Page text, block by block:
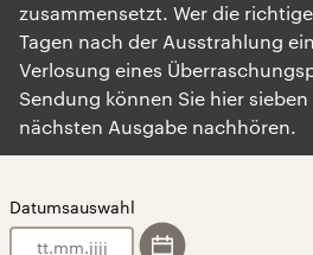
zusammensetzt. Wer die
Tagen nach der Ausstrahlung
Verlosung eines
Sendung können Sie hier
nächsten Ausgabe nachhören.
Datumsauswahl
.
.